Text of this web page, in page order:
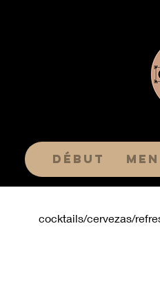
Début
cocktails/cervezas/